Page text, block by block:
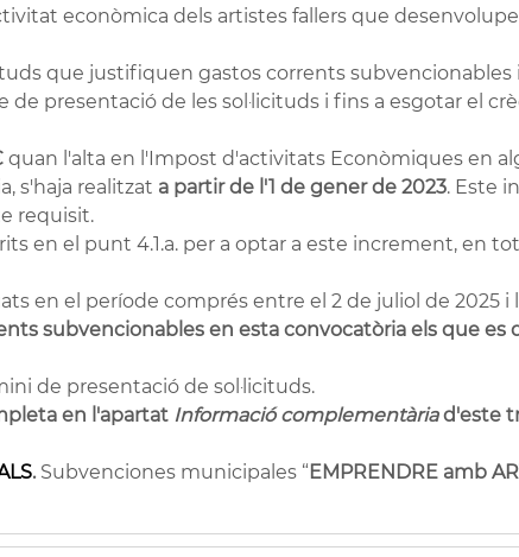
econòmica dels artistes fallers que
que justifiquen gastos corrents subvencionables
presentació de les sol·licituds i fins a esgotar el
quan l'alta en l'Impost d'activitats Econòmiques en
s'haja realitzat a partir de l'1 de gener de 2023. Este
requisit.
en el punt 4.1.a. per a optar a este increment, en
en el període comprés entre el 2 de juliol de 2025 i
subvencionables en esta convocatòria els que es
de presentació de sol·licituds.
en l'apartat Informació complementàriad'este
.Subvenciones municipales “EMPRENDRE amb